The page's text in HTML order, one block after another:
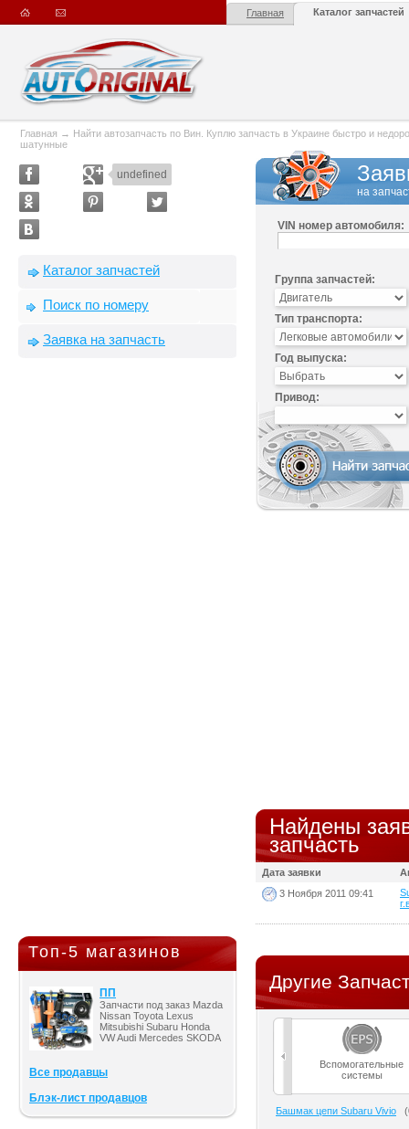
Главная Каталог запчастей
Главная → Найти автозапчасть по Вин. Куплю запчасть в Украине быстро и
шатунные
undefined
Каталог запчастей
Поиск по номеру
Заявка на запчасть
Топ-5 магазинов
ПП
Запчасти под заказ Mazda
Nissan Toyota Lexus
Mitsubishi Subaru Honda
VW Audi Mercedes SKODA
Все продавцы
Блэк-лист продавцов
на
VIN номер автомобиля:
Группа запчастей:
Тип транспорта:
Год выпуска:
Привод:
Найдены
запчасть
Дата заявки
3 Ноября 2011 09:41
Другие
Вспомогательные
системы
Башмак цепи Subaru Vivio (